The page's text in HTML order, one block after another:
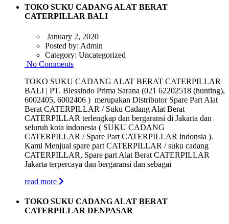
TOKO SUKU CADANG ALAT BERAT
CATERPILLAR BALI
January 2, 2020
Posted by: Admin
Category: Uncategorized
No Comments
TOKO SUKU CADANG ALAT BERAT CATERPILLAR
BALI | PT. Blessindo Prima Sarana (021 62202518 (hunting),
6002405, 6002406 ) merupakan Distributor Spare Part Alat
Berat CATERPILLAR / Suku Cadang Alat Berat
CATERPILLAR terlengkap dan bergaransi di Jakarta dan
seluruh kota indonesia ( SUKU CADANG
CATERPILLAR / Spare Part CATERPILLAR indonsia ).
Kami Menjual spare part CATERPILLAR / suku cadang
CATERPILLAR, Spare part Alat Berat CATERPILLAR
Jakarta terpercaya dan bergaransi dan sebagai
read more
TOKO SUKU CADANG ALAT BERAT
CATERPILLAR DENPASAR